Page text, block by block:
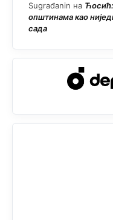
Sugrađanin на
општинама као
сада